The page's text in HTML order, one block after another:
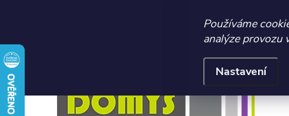
☀️ LETNÍ AKCE
Používáme
analýze provozu
Nastavení
Přejít
na
obsah
Obchodní podmínky